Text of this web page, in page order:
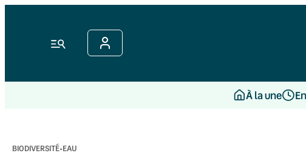
Menu
À la une
BIODIVERSITÉ·EAU